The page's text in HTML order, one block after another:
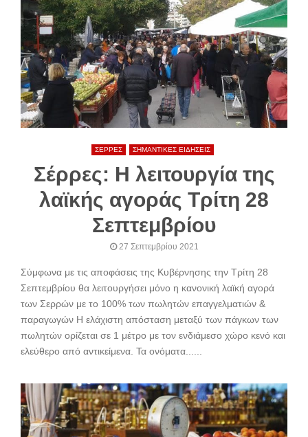
ΣΕΡΡΕΣ ΣΗΜΑΝΤΙΚΕΣ ΕΙΔΗΣΕΙΣ
Σέρρες: Η λειτουργία της
λαϊκής αγοράς Τρίτη 28
Σεπτεμβρίου
27 Σεπτεμβρίου 2021
Σύμφωνα με τις αποφάσεις της Κυβέρνησης την Τρίτη 28
Σεπτεμβρίου θα λειτουργήσει μόνο η κανονική λαϊκή αγορά
των Σερρών με το 100% των πωλητών επαγγελματιών &
παραγωγών Η ελάχιστη απόσταση μεταξύ των πάγκων των
πωλητών ορίζεται σε 1 μέτρο με τον ενδιάμεσο χώρο κενό και
ελεύθερο από αντικείμενα. Τα ονόματα......